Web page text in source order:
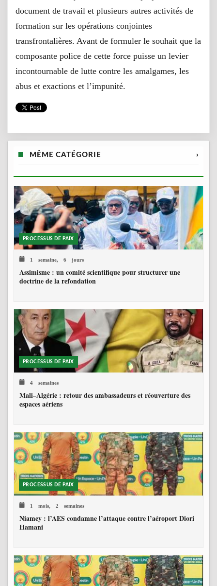
document de travail et plusieurs autres activités de
formation sur les opérations conjointes
transfrontalières. Avant de formuler le souhait que la
composante police de cette force puisse un levier
incontournable de lutte contre les amalgames, les
abus et exactions et l’impunité.
MÊME CATÉGORIE ›
PROCESSUS DE PAIX
1 semaine, 6 jours
Assimisme : un comité scientifique pour structurer une
doctrine de la refondation
PROCESSUS DE PAIX
4 semaines
Mali–Algérie : retour des ambassadeurs et réouverture des
espaces aériens
PROCESSUS DE PAIX
1 mois, 2 semaines
Niamey : l’AES condamne l’attaque contre l’aéroport Diori
Hamani